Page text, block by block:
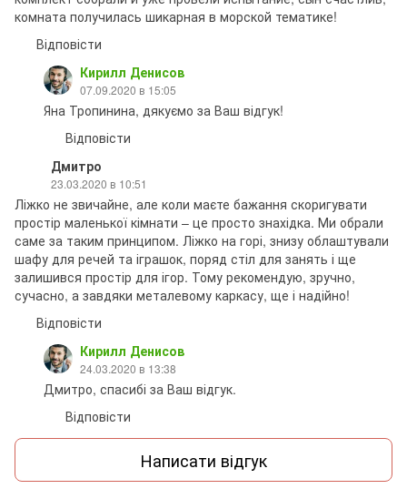
комната получилась шикарная в морской тематике!
Відповісти
Кирилл Денисов
07.09.2020 в 15:05
Яна Тропинина, дякуємо за Ваш відгук!
Відповісти
Дмитро
23.03.2020 в 10:51
Ліжко не звичайне, але коли маєте бажання скоригувати
простір маленької кімнати – це просто знахідка. Ми обрали
саме за таким принципом. Ліжко на горі, знизу облаштували
шафу для речей та іграшок, поряд стіл для занять і ще
залишився простір для ігор. Тому рекомендую, зручно,
сучасно, а завдяки металевому каркасу, ще і надійно!
Відповісти
Кирилл Денисов
24.03.2020 в 13:38
Дмитро, спасибі за Ваш відгук.
Відповісти
Написати відгук